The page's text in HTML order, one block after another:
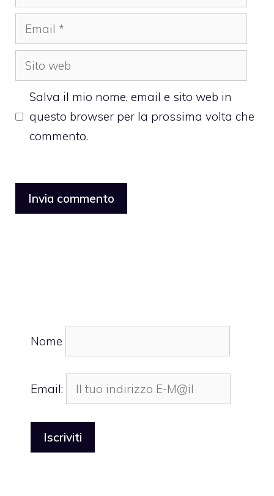
Email
Sito
web
Salva il mio nome, email e sito web in
questo browser per la prossima volta che
commento.
Nome
Email: